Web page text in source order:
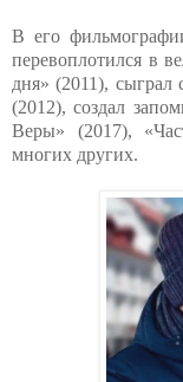
В его
перевоплотился в
дня» (2011), сыграл
(2012), создал
Веры» (2017),
многих других.